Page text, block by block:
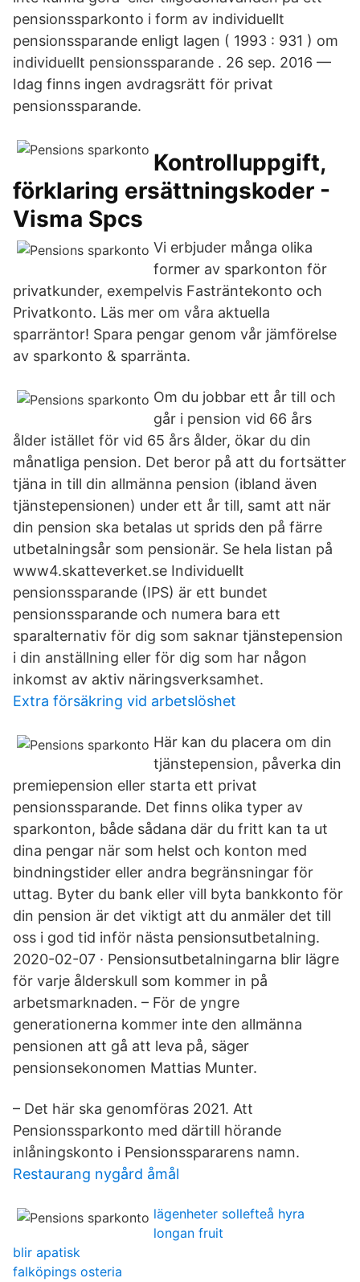
pensionssparkonto i form av individuellt
pensionssparande enligt lagen ( 1993 : 931 ) om
individuellt pensionssparande . 26 sep. 2016 —
Idag finns ingen avdragsrätt för privat
pensionssparande.
Kontrolluppgift,
förklaring ersättningskoder -
Visma Spcs
Vi erbjuder många olika
former av sparkonton för
privatkunder, exempelvis Fasträntekonto och
Privatkonto. Läs mer om våra aktuella
sparräntor! Spara pengar genom vår jämförelse
av sparkonto & sparränta.
Om du jobbar ett år till och
går i pension vid 66 års
ålder istället för vid 65 års ålder, ökar du din
månatliga pension. Det beror på att du fortsätter
tjäna in till din allmänna pension (ibland även
tjänstepensionen) under ett år till, samt att när
din pension ska betalas ut sprids den på färre
utbetalningsår som pensionär. Se hela listan på
www4.skatteverket.se Individuellt
pensionssparande (IPS) är ett bundet
pensionssparande och numera bara ett
sparalternativ för dig som saknar tjänstepension
i din anställning eller för dig som har någon
inkomst av aktiv näringsverksamhet.
Extra försäkring vid arbetslöshet
Här kan du placera om din
tjänstepension, påverka din
premiepension eller starta ett privat
pensionssparande. Det finns olika typer av
sparkonton, både sådana där du fritt kan ta ut
dina pengar när som helst och konton med
bindningstider eller andra begränsningar för
uttag. Byter du bank eller vill byta bankkonto för
din pension är det viktigt att du anmäler det till
oss i god tid inför nästa pensionsutbetalning.
2020-02-07 · Pensionsutbetalningarna blir lägre
för varje ålderskull som kommer in på
arbetsmarknaden. – För de yngre
generationerna kommer inte den allmänna
pensionen att gå att leva på, säger
pensionsekonomen Mattias Munter.
– Det här ska genomföras 2021. Att
Pensionssparkonto med därtill hörande
inlåningskonto i Pensionsspararens namn.
Restaurang nygård åmål
lägenheter sollefteå hyra
longan fruit
blir apatisk
falköpings osteria